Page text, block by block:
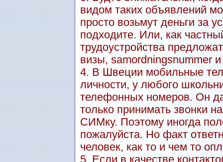
видом таких объявлений
просто возьмут деньги за
подходите. Или, как
трудоустройства
визы, samordningsnummer и
4. В Швеции мобильные
личности, у любого
телефонных номеров. Он
только принимать звонки
СИМку. Поэтому иногда
пожалуйста. Но факт
человек, как то и чем то
5. Если в качестве